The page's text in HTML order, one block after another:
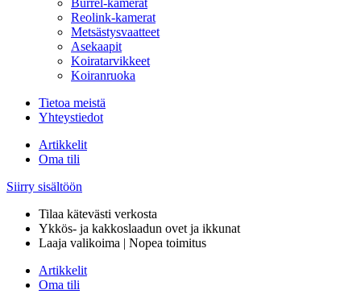
Burrel-kamerat
Reolink-kamerat
Metsästysvaatteet
Asekaapit
Koiratarvikkeet
Koiranruoka
Tietoa meistä
Yhteystiedot
Artikkelit
Oma tili
Siirry sisältöön
Tilaa kätevästi verkosta
Ykkös- ja kakkoslaadun ovet ja ikkunat
Laaja valikoima | Nopea toimitus
Artikkelit
Oma tili